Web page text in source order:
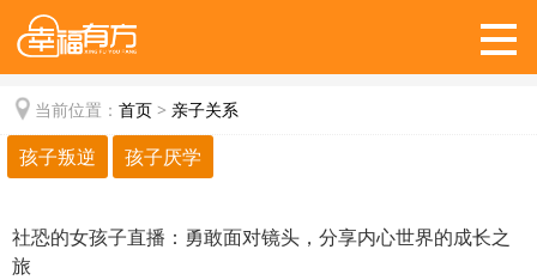
当前位置： 首页 > 亲子关系
孩子叛逆 孩子厌学
社恐的女孩子直播：勇敢面对镜头，分享内心世界的成长之
旅